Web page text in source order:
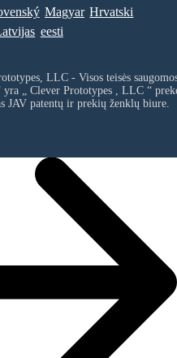
Magyar Hrvatski
eesti
LLC - Visos teisės
yra „ Clever Prototypes , LLC“
JAV patentų ir prekių ženklų biure.